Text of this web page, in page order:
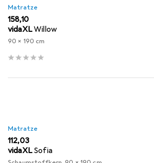
Matratze
EUR
158,10
vidaXLWillow
90 x 190 cm
Matratze
EUR
112,03
vidaXL Sofia